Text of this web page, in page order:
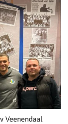
Veenendaal